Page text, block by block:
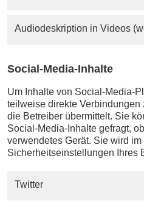
Audiodeskription in Videos
Social-Media-Inhalte
Um Inhalte von Social-Media-
teilweise direkte
die Betreiber übermittelt. Sie
Social-Media-Inhalte gefragt,
verwendetes Gerät. Sie wird
Sicherheitseinstellungen Ihres
Twitter